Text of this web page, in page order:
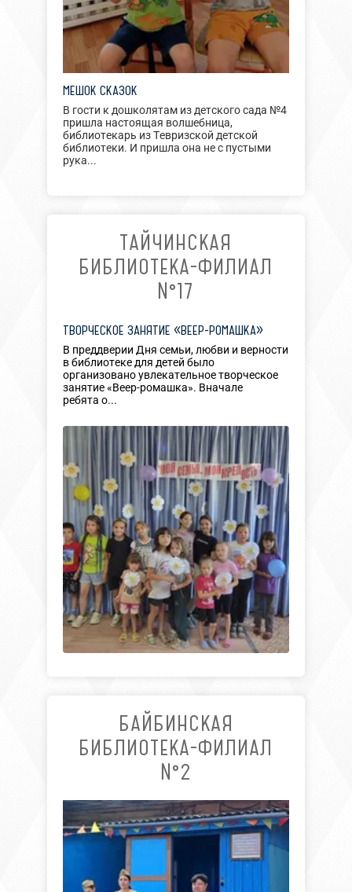
МЕШОК СКАЗОК
В гости к дошколятам из детского сада №4
пришла настоящая волшебница,
библиотекарь из Тевризской детской
библиотеки. И пришла она не с пустыми
рука...
ТАЙЧИНСКАЯ
БИБЛИОТЕКА-ФИЛИАЛ
№17
ТВОРЧЕСКОЕ ЗАНЯТИЕ «ВЕЕР-РОМАШКА»
В преддверии Дня семьи, любви и верности
в библиотеке для детей было
организовано увлекательное творческое
занятие «Веер-ромашка». Вначале
ребята о...
БАЙБИНСКАЯ
БИБЛИОТЕКА-ФИЛИАЛ
№2